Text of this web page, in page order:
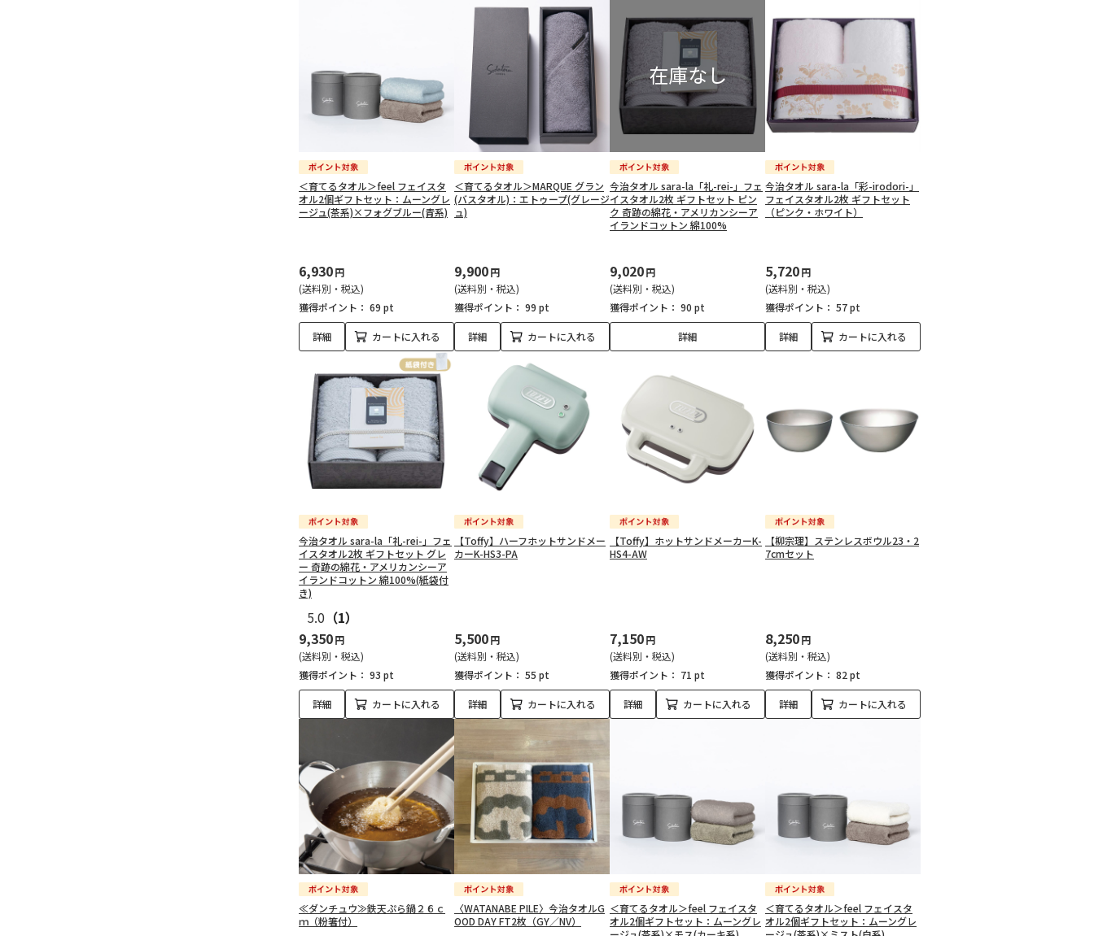
＜育てるタオル＞feel フェイスタ
オル2個ギフトセット：ムーングレ
ージュ(茶系)×フォグブルー(青系)
6,930円
(送料別・税込)
獲得ポイント： 69 pt
詳細 カートに入れる
＜育てるタオル＞MARQUE グラン
(バスタオル)：エトゥープ(グレージ
ュ)
9,900円
(送料別・税込)
獲得ポイント： 99 pt
詳細 カートに入れる
今治タオル sara-la「礼-rei-」フェ
イスタオル2枚 ギフトセット ピン
ク 奇跡の綿花・アメリカンシーア
イランドコットン 綿100%
9,020円
(送料別・税込)
獲得ポイント： 90 pt
詳細
今治タオル sara-la「彩-irodori-」
フェイスタオル2枚 ギフトセット
（ピンク・ホワイト）
5,720円
(送料別・税込)
獲得ポイント： 57 pt
詳細 カートに入れる
今治タオル sara-la「礼-rei-」フェ
イスタオル2枚 ギフトセット グレ
ー 奇跡の綿花・アメリカンシーア
イランドコットン 綿100%(紙袋付
き)
5.0 （1）
9,350円
(送料別・税込)
獲得ポイント： 93 pt
詳細 カートに入れる
【Toffy】ハーフホットサンドメー
カーK-HS3-PA
5,500円
(送料別・税込)
獲得ポイント： 55 pt
詳細 カートに入れる
【Toffy】ホットサンドメーカーK-
HS4-AW
7,150円
(送料別・税込)
獲得ポイント： 71 pt
詳細 カートに入れる
【柳宗理】ステンレスボウル23・2
7cmセット
8,250円
(送料別・税込)
獲得ポイント： 82 pt
詳細 カートに入れる
≪ダンチュウ≫鉄天ぷら鍋２６ｃ
ｍ（粉箸付）
〈WATANABE PILE〉今治タオルG
OOD DAY FT2枚（GY／NV）
＜育てるタオル＞feel フェイスタ
オル2個ギフトセット：ムーングレ
＜育てるタオル＞feel フェイスタ
オル2個ギフトセット：ムーングレ